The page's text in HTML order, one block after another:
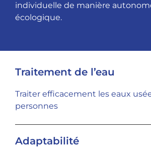
individuelle de manière
écologique.
Traitement de l’eau
Traiter efficacement les eaux
personnes
Adaptabilité